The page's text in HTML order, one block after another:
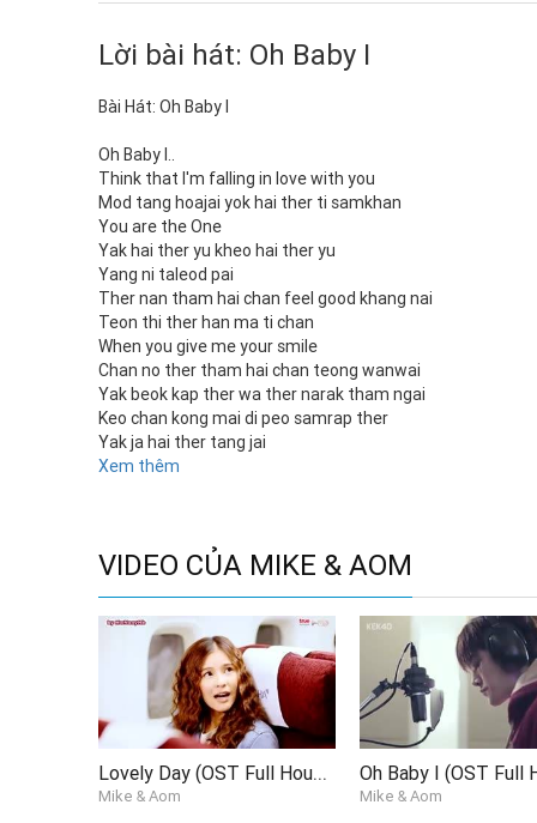
Lời bài hát: Oh Baby I
Bài Hát: Oh Baby I
Oh Baby I..
Think that I'm falling in love with you
Mod tang hoajai yok hai ther ti samkhan
You are the One
Yak hai ther yu kheo hai ther yu
Yang ni taleod pai
Ther nan tham hai chan feel good khang nai
Teon thi ther han ma ti chan
When you give me your smile
Chan no ther tham hai chan teong wanwai
Yak beok kap ther wa ther narak tham ngai
Keo chan kong mai di peo samrap ther
Yak ja hai ther tang jai
Tae mai ru wa ther ja rab man ao wai
You are the one
I love the way you call my name, oh Babe
Oh tuk krang ti yu krai ther I go crazy
Yak ja rak ther thang jai
I just want to give you my love
Oh Baby I
Think that I'm falling in love with you
Mod tang hoajai yok hai ther ti samkhan
You are the one
Xem thêm
VIDEO CỦA MIKE & AOM
Lovely Day (OST Full House Thai Ver.)
Mike & Aom Mike & Aom